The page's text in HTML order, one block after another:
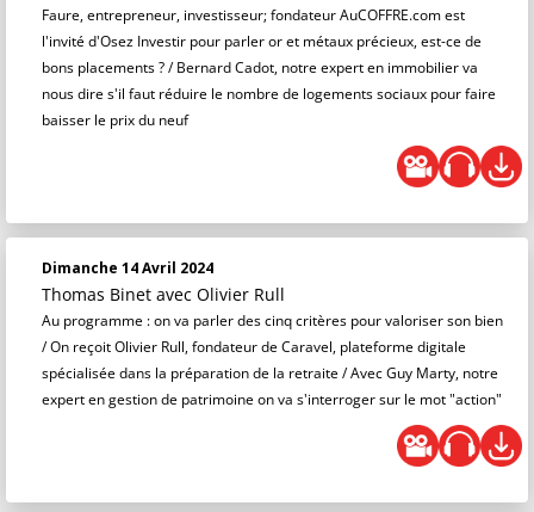
Faure, entrepreneur, investisseur; fondateur AuCOFFRE.com est
l'invité d'Osez Investir pour parler or et métaux précieux, est-ce de
bons placements ? / Bernard Cadot, notre expert en immobilier va
nous dire s'il faut réduire le nombre de logements sociaux pour faire
baisser le prix du neuf
Dimanche 14 Avril 2024
Thomas Binet avec Olivier Rull
Au programme : on va parler des cinq critères pour valoriser son bien
/ On reçoit Olivier Rull, fondateur de Caravel, plateforme digitale
spécialisée dans la préparation de la retraite / Avec Guy Marty, notre
expert en gestion de patrimoine on va s'interroger sur le mot "action"